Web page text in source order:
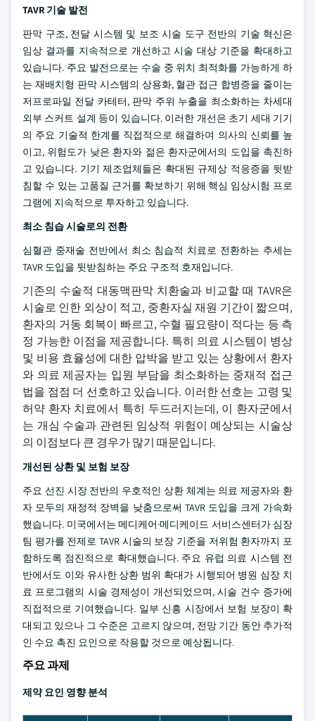
TAVR 기술 발전
판막 구조, 전달 시스템 및 보조 시술 도구 전반의 기술 혁신은
임상 결과를 지속적으로 개선하고 시술 대상 기준을 확대하고
있습니다. 주요 발전으로는 수술 중 위치 최적화를 가능하게 하
는 재배치형 판막 시스템의 상용화, 혈관 접근 합병증을 줄이는
저프로파일 전달 카테터, 판막 주위 누출을 최소화하는 차세대
외부 스커트 설계 등이 있습니다. 이러한 개선은 초기 세대 기기
의 주요 기술적 한계를 직접적으로 해결하여 의사의 신뢰를 높
이고, 위험도가 낮은 환자와 젊은 환자군에서의 도입을 촉진하
고 있습니다. 기기 제조업체들은 확대된 규제상 적응증을 뒷받
침할 수 있는 고품질 근거를 확보하기 위해 핵심 임상시험 프로
그램에 지속적으로 투자하고 있습니다.
최소 침습 시술로의 전환
심혈관 중재술 전반에서 최소 침습적 치료로 전환하는 추세는
TAVR 도입을 뒷받침하는 주요 구조적 호재입니다.
기존의 수술적 대동맥판막 치환술과 비교할 때 TAVR은
시술로 인한 외상이 적고, 중환자실 재원 기간이 짧으며,
환자의 거동 회복이 빠르고, 수혈 필요량이 적다는 등 측
정 가능한 이점을 제공합니다. 특히 의료 시스템이 병상
및 비용 효율성에 대한 압박을 받고 있는 상황에서 환자
와 의료 제공자는 입원 부담을 최소화하는 중재적 접근
법을 점점 더 선호하고 있습니다. 이러한 선호는 고령 및
허약 환자 치료에서 특히 두드러지는데, 이 환자군에서
는 개심 수술과 관련된 임상적 위험이 예상되는 시술상
의 이점보다 큰 경우가 많기 때문입니다.
개선된 상환 및 보험 보장
주요 선진 시장 전반의 우호적인 상환 체계는 의료 제공자와 환
자 모두의 재정적 장벽을 낮춤으로써 TAVR 도입을 크게 가속화
했습니다. 미국에서는 메디케어·메디케이드 서비스센터가 심장
팀 평가를 전제로 TAVR 시술의 보장 기준을 저위험 환자까지 포
함하도록 점진적으로 확대했습니다. 주요 유럽 의료 시스템 전
반에서도 이와 유사한 상환 범위 확대가 시행되어 병원 심장 치
료 프로그램의 시술 경제성이 개선되었으며, 시술 건수 증가에
직접적으로 기여했습니다. 일부 신흥 시장에서 보험 보장이 확
대되고 있으나 그 수준은 고르지 않으며, 전망 기간 동안 추가적
인 수요 촉진 요인으로 작용할 것으로 예상됩니다.
주요 과제
제약 요인 영향 분석